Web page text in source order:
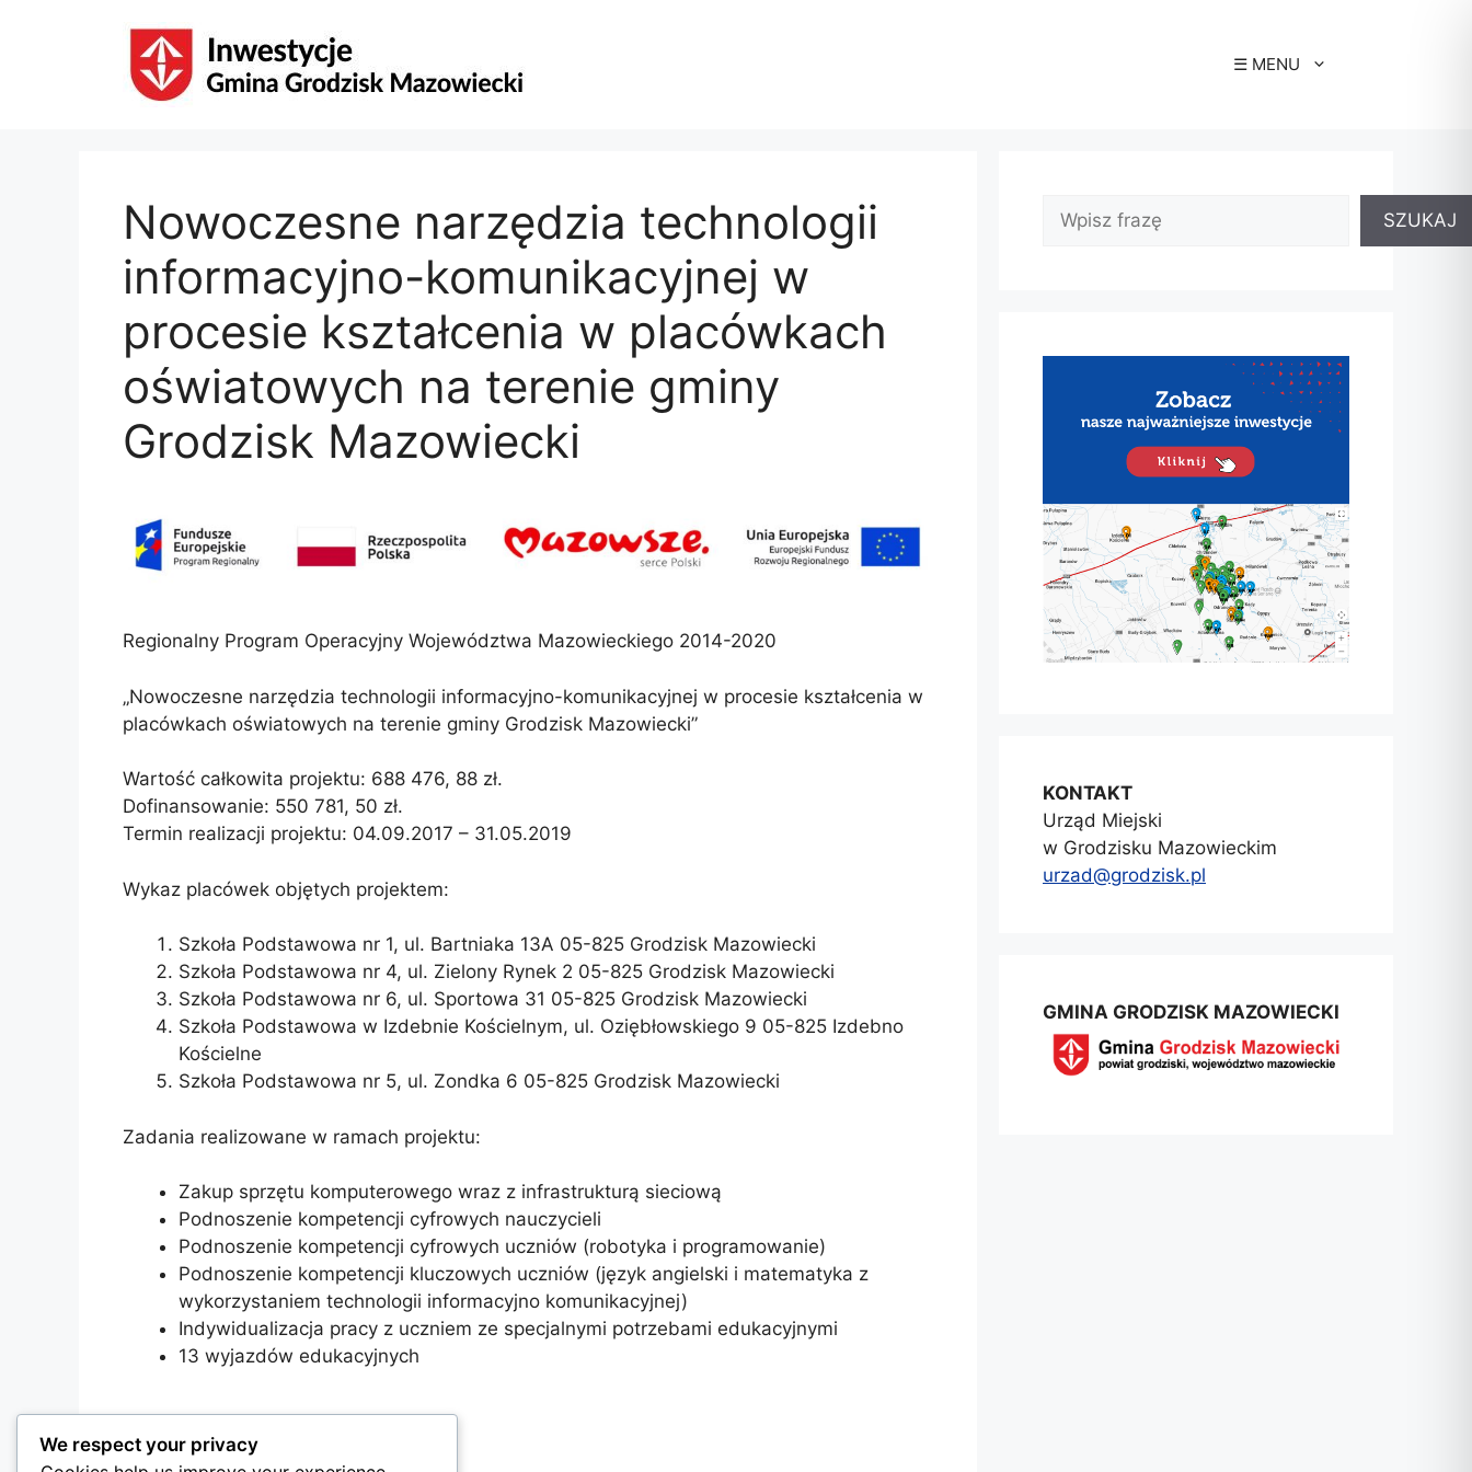
☰ MENU
Nowoczesne narzędzia technologii
informacyjno-komunikacyjnej w
procesie kształcenia w placówkach
oświatowych na terenie gminy
Grodzisk Mazowiecki
Regionalny Program Operacyjny Województwa Mazowieckiego 2014-2020
„Nowoczesne narzędzia technologii informacyjno-komunikacyjnej w procesie kształcenia w
placówkach oświatowych na terenie gminy Grodzisk Mazowiecki”
Wartość całkowita projektu: 688 476, 88 zł.
Dofinansowanie: 550 781, 50 zł.
Termin realizacji projektu: 04.09.2017 – 31.05.2019
Wykaz placówek objętych projektem:
Szkoła Podstawowa nr 1, ul. Bartniaka 13A 05-825 Grodzisk Mazowiecki
Szkoła Podstawowa nr 4, ul. Zielony Rynek 2 05-825 Grodzisk Mazowiecki
Szkoła Podstawowa nr 6, ul. Sportowa 31 05-825 Grodzisk Mazowiecki
Szkoła Podstawowa w Izdebnie Kościelnym, ul. Oziębłowskiego 9 05-825 Izdebno
Kościelne
Szkoła Podstawowa nr 5, ul. Zondka 6 05-825 Grodzisk Mazowiecki
Zadania realizowane w ramach projektu:
Zakup sprzętu komputerowego wraz z infrastrukturą sieciową
Podnoszenie kompetencji cyfrowych nauczycieli
Podnoszenie kompetencji cyfrowych uczniów (robotyka i programowanie)
Podnoszenie kompetencji kluczowych uczniów (język angielski i matematyka z
wykorzystaniem technologii informacyjno komunikacyjnej)
Indywidualizacja pracy z uczniem ze specjalnymi potrzebami edukacyjnymi
13 wyjazdów edukacyjnych
SZUKAJ
KONTAKT
Urząd Miejski
w Grodzisku Mazowieckim
urzad@grodzisk.pl
GMINA GRODZISK MAZOWIECKI
We respect your privacy